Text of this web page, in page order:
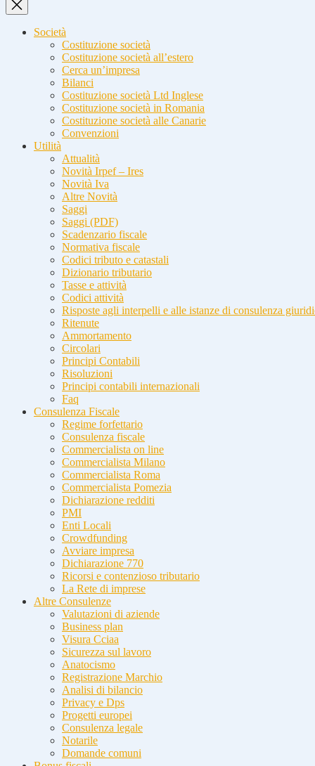
Società
Costituzione società
Costituzione società all’estero
Cerca un’impresa
Bilanci
Costituzione società Ltd Inglese
Costituzione società in Romania
Costituzione società alle Canarie
Convenzioni
Utilità
Attualità
Novità Irpef – Ires
Novità Iva
Altre Novità
Saggi
Saggi (PDF)
Scadenzario fiscale
Normativa fiscale
Codici tributo e catastali
Dizionario tributario
Tasse e attività
Codici attività
Risposte agli interpelli e alle istanze di consulenza
Ritenute
Ammortamento
Circolari
Principi Contabili
Risoluzioni
Principi contabili internazionali
Faq
Consulenza Fiscale
Regime forfettario
Consulenza fiscale
Commercialista on line
Commercialista Milano
Commercialista Roma
Commercialista Pomezia
Dichiarazione redditi
PMI
Enti Locali
Crowdfunding
Avviare impresa
Dichiarazione 770
Ricorsi e contenzioso tributario
La Rete di imprese
Altre Consulenze
Valutazioni di aziende
Business plan
Visura Cciaa
Sicurezza sul lavoro
Anatocismo
Registrazione Marchio
Analisi di bilancio
Privacy e Dps
Progetti europei
Consulenza legale
Notarile
Domande comuni